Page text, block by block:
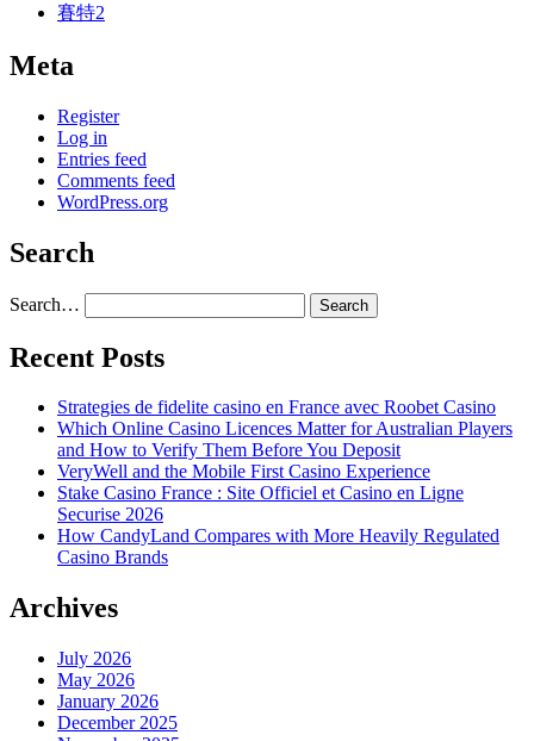
賽特2
Meta
Register
Log in
Entries feed
Comments feed
WordPress.org
Search
Search…
Recent Posts
Strategies de fidelite casino en France avec Roobet Casino
Which Online Casino Licences Matter for Australian Players
and How to Verify Them Before You Deposit
VeryWell and the Mobile First Casino Experience
Stake Casino France : Site Officiel et Casino en Ligne
Securise 2026
How CandyLand Compares with More Heavily Regulated
Casino Brands
Archives
July 2026
May 2026
January 2026
December 2025